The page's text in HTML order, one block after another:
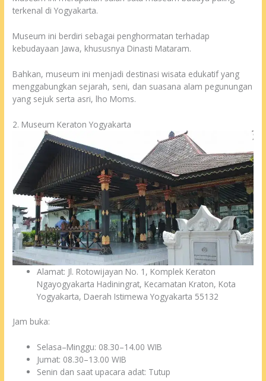
terkenal di Yogyakarta.
Museum ini berdiri sebagai penghormatan terhadap
kebudayaan Jawa, khususnya Dinasti Mataram.
Bahkan, museum ini menjadi destinasi wisata edukatif yang
menggabungkan sejarah, seni, dan suasana alam pegunungan
yang sejuk serta asri, lho Moms.
2. Museum Keraton Yogyakarta
Alamat: Jl. Rotowijayan No. 1, Komplek Keraton
Ngayogyakarta Hadiningrat, Kecamatan Kraton, Kota
Yogyakarta, Daerah Istimewa Yogyakarta 55132
Jam buka:
Selasa–Minggu: 08.30–14.00 WIB
Jumat: 08.30–13.00 WIB
Senin dan saat upacara adat: Tutup